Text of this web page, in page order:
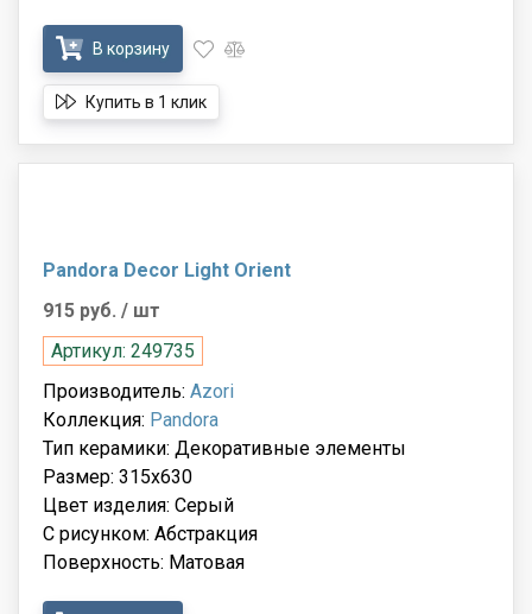
В корзину
Купить в 1 клик
Pandora Decor Light Orient
915 руб. / шт
Артикул: 249735
Производитель: Azori
Коллекция: Pandora
Тип керамики: Декоративные элементы
Размер: 315x630
Цвет изделия: Серый
С рисунком: Абстракция
Поверхность: Матовая